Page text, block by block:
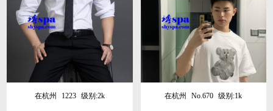
在杭州 1223 级别:2k 在杭州 No.670 级别:1k